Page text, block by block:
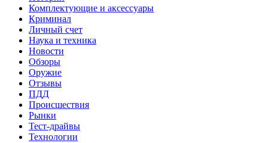
Комплектующие и аксессуары
Криминал
Личный счет
Наука и техника
Новости
Обзоры
Оружие
Отзывы
ПДД
Происшествия
Рынки
Тест-драйвы
Технологии